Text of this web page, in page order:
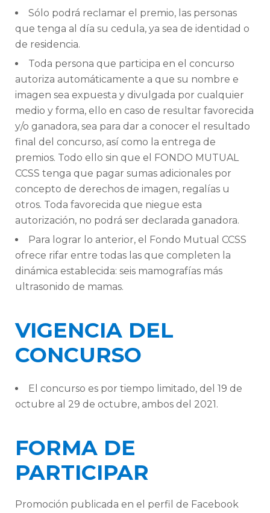
Sólo podrá reclamar el premio, las personas
que tenga al día su cedula, ya sea de identidad o
de residencia.
Toda persona que participa en el concurso
autoriza automáticamente a que su nombre e
imagen sea expuesta y divulgada por cualquier
medio y forma, ello en caso de resultar favorecida
y/o ganadora, sea para dar a conocer el resultado
final del concurso, así como la entrega de
premios. Todo ello sin que el FONDO MUTUAL
CCSS tenga que pagar sumas adicionales por
concepto de derechos de imagen, regalías u
otros. Toda favorecida que niegue esta
autorización, no podrá ser declarada ganadora.
Para lograr lo anterior, el Fondo Mutual CCSS
ofrece rifar entre todas las que completen la
dinámica establecida: seis mamografías más
ultrasonido de mamas.
VIGENCIA DEL
CONCURSO
El concurso es por tiempo limitado, del 19 de
octubre al 29 de octubre, ambos del 2021.
FORMA DE
PARTICIPAR
Promoción publicada en el perfil de Facebook